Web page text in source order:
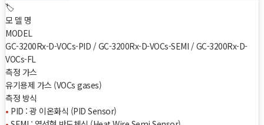
🏷️
모 델 명
MODEL
GC-3200Rx-D-VOCs-PID / GC-3200Rx-D-VOCs-SEMI / GC-3200Rx-D-
VOCs-FL
측정 가스
유기용제 가스 (VOCs gases)
측정 방식
• PID : 광 이온화식 (PID Sensor)